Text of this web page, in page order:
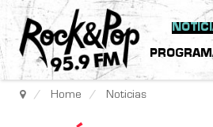
Home Noticias